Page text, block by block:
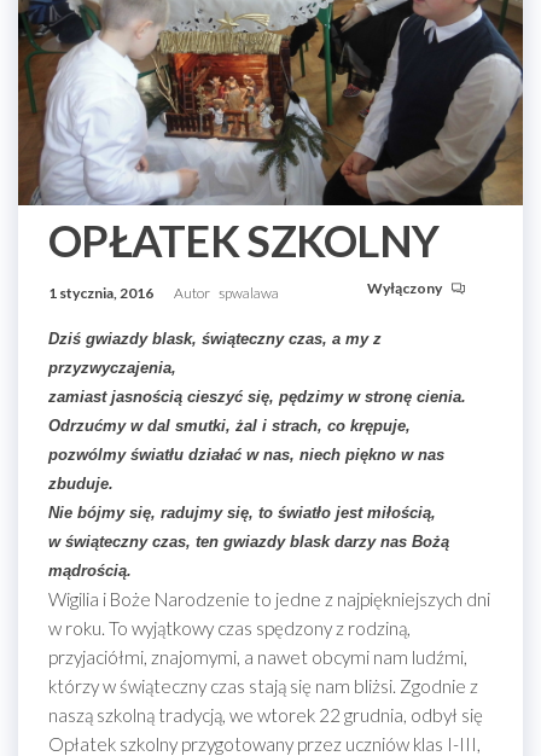
OPŁATEK SZKOLNY
1 stycznia, 2016 Autor spwalawa Wyłączony
Dziś gwiazdy blask, świąteczny czas, a my z
przyzwyczajenia,
zamiast jasnością cieszyć się, pędzimy w stronę cienia.
Odrzućmy w dal smutki, żal i strach, co krępuje,
pozwólmy światłu działać w nas, niech piękno w nas
zbuduje.
Nie bójmy się, radujmy się, to światło jest miłością,
w świąteczny czas, ten gwiazdy blask darzy nas Bożą
mądrością.
Wigilia i Boże Narodzenie to jedne z najpiękniejszych dni
w roku. To wyjątkowy czas spędzony z rodziną,
przyjaciółmi, znajomymi, a nawet obcymi nam ludźmi,
którzy w świąteczny czas stają się nam bliżsi. Zgodnie z
naszą szkolną tradycją, we wtorek 22 grudnia, odbył się
Opłatek szkolny przygotowany przez uczniów klas I-III,